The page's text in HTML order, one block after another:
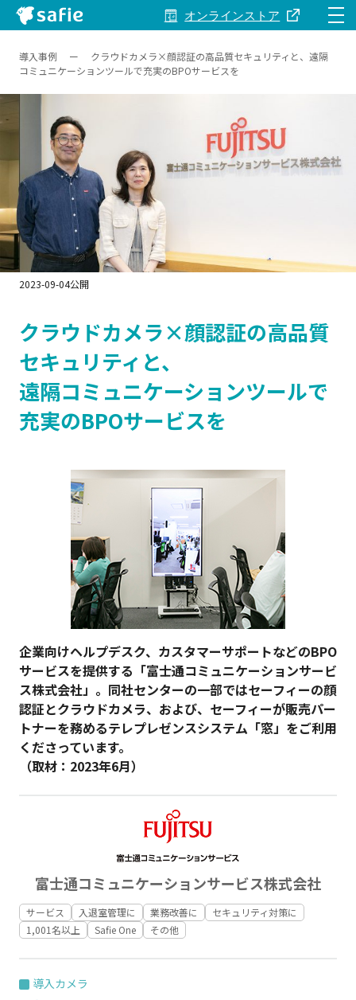
オンラインストア
Safieとは
製品・サービス
料金
事例
関連資料
サポート
ログイン
導入事例 ー クラウドカメラ×顔認証の高品質セキュリティと、遠隔
コミュニケーションツールで充実のBPOサービスを
2023-09-04公開
クラウドカメラ×顔認証の高品質
セキュリティと、
遠隔コミュニケーションツールで
充実のBPOサービスを
企業向けヘルプデスク、カスタマーサポートなどのBPO
サービスを提供する「富士通コミュニケーションサービ
ス株式会社」。同社センターの一部ではセーフィーの顔
認証とクラウドカメラ、および、セーフィーが販売パー
トナーを務めるテレプレゼンスシステム「窓」をご利用
くださっています。
（取材：2023年6月）
富士通コミュニケーションサービス株式会社
サービス 入退室管理に 業務改善に
セキュリティ対策に
1,001名以上
Safie One その他
導入カメラ